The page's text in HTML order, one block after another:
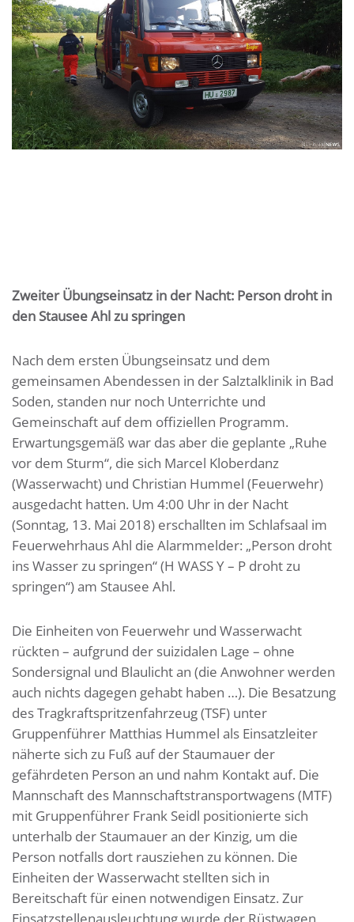
Zweiter Übungseinsatz in der Nacht: Person droht in
den Stausee Ahl zu springen
Nach dem ersten Übungseinsatz und dem
gemeinsamen Abendessen in der Salztalklinik in Bad
Soden, standen nur noch Unterrichte und
Gemeinschaft auf dem offiziellen Programm.
Erwartungsgemäß war das aber die geplante „Ruhe
vor dem Sturm“, die sich Marcel Kloberdanz
(Wasserwacht) und Christian Hummel (Feuerwehr)
ausgedacht hatten. Um 4:00 Uhr in der Nacht
(Sonntag, 13. Mai 2018) erschallten im Schlafsaal im
Feuerwehrhaus Ahl die Alarmmelder: „Person droht
ins Wasser zu springen“ (H WASS Y – P droht zu
springen“) am Stausee Ahl.
Die Einheiten von Feuerwehr und Wasserwacht
rückten – aufgrund der suizidalen Lage – ohne
Sondersignal und Blaulicht an (die Anwohner werden
auch nichts dagegen gehabt haben …). Die Besatzung
des Tragkraftspritzenfahrzeug (TSF) unter
Gruppenführer Matthias Hummel als Einsatzleiter
näherte sich zu Fuß auf der Staumauer der
gefährdeten Person an und nahm Kontakt auf. Die
Mannschaft des Mannschaftstransportwagens (MTF)
mit Gruppenführer Frank Seidl positionierte sich
unterhalb der Staumauer an der Kinzig, um die
Person notfalls dort rausziehen zu können. Die
Einheiten der Wasserwacht stellten sich in
Bereitschaft für einen notwendigen Einsatz. Zur